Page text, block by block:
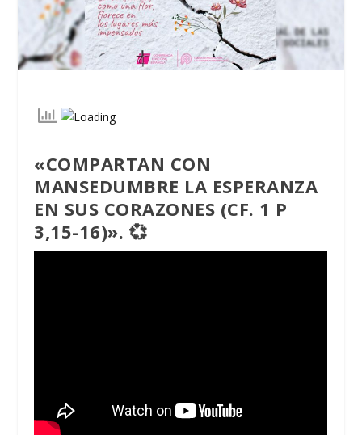
«COMPARTAN CON
MANSEDUMBRE LA ESPERANZA
EN SUS CORAZONES (CF. 1 P
3,15-16)». 💞